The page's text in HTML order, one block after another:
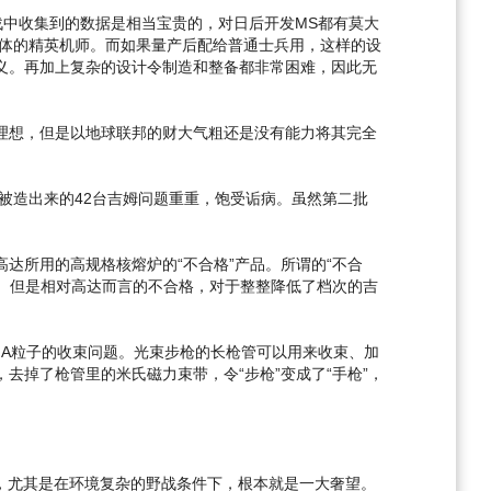
收集到的数据是相当宝贵的，对日后开发MS都有莫大
的精英机师。而如果量产后配给普通士兵用，这样的设
再加上复杂的设计令制造和整备都非常困难，因此无
，但是以地球联邦的财大气粗还是没有能力将其完全
造出来的42台吉姆问题重重，饱受诟病。虽然第二批
所用的高规格核熔炉的“不合格”产品。所谓的“不合
但是相对高达而言的不合格，对于整整降低了档次的吉
子的收束问题。光束步枪的长枪管可以用来收束、加
了枪管里的米氏磁力束带，令“步枪”变成了“手枪”，
其是在环境复杂的野战条件下，根本就是一大奢望。